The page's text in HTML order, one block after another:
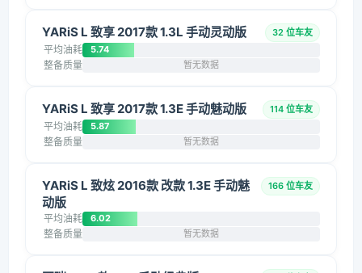
YARiS L 致享 2017款 1.3L 手动灵动版 32 位车友
平均油耗 5.74
整备质量 暂无数据
YARiS L 致享 2017款 1.3E 手动魅动版 114 位车友
平均油耗 5.87
整备质量 暂无数据
YARiS L 致炫 2016款 改款 1.3E 手动魅
动版
166 位车友
平均油耗 6.02
整备质量 暂无数据